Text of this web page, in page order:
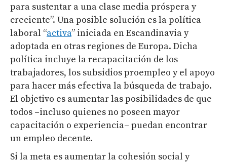
para sustentar a una clase media próspera y
creciente”. Una posible solución es la política
laboral “activa” iniciada en Escandinavia y
adoptada en otras regiones de Europa. Dicha
política incluye la recapacitación de los
trabajadores, los subsidios proempleo y el apoyo
para hacer más efectiva la búsqueda de trabajo.
El objetivo es aumentar las posibilidades de que
todos –incluso quienes no poseen mayor
capacitación o experiencia– puedan encontrar
un empleo decente.
Si la meta es aumentar la cohesión social y